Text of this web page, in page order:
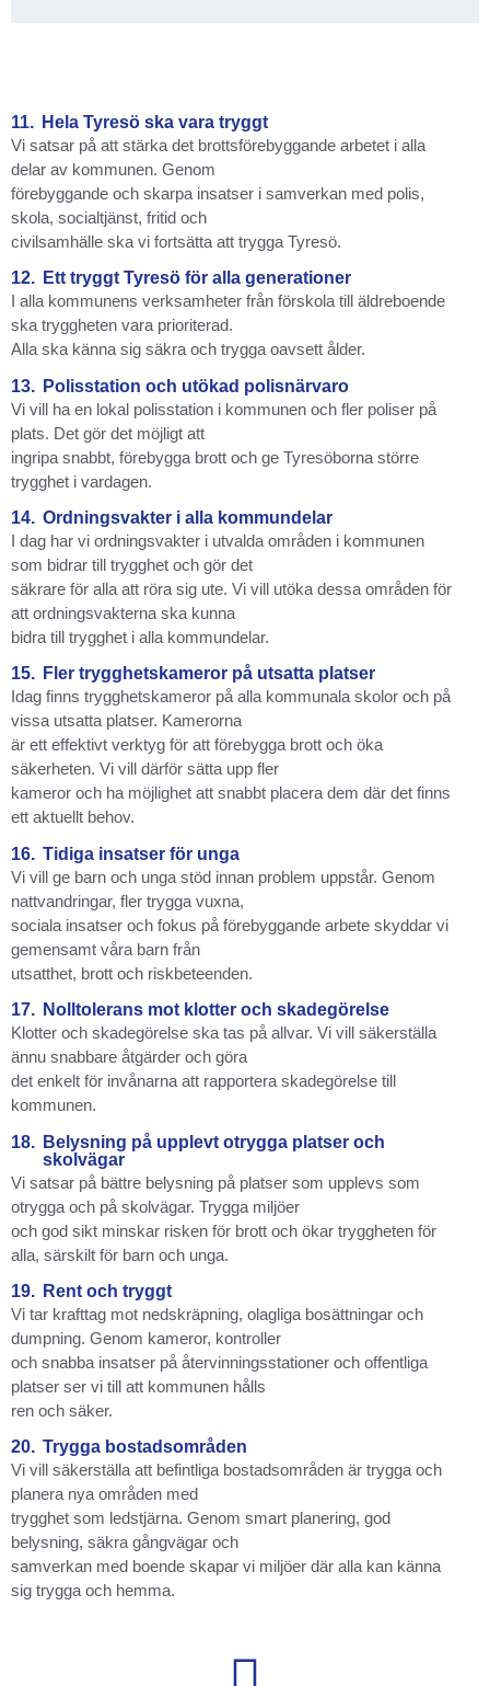
11. Hela Tyresö ska vara tryggt
Vi satsar på att stärka det brottsförebyggande arbetet i alla
delar av kommunen. Genom
förebyggande och skarpa insatser i samverkan med polis,
skola, socialtjänst, fritid och
civilsamhälle ska vi fortsätta att trygga Tyresö.
12. Ett tryggt Tyresö för alla generationer
I alla kommunens verksamheter från förskola till äldreboende
ska tryggheten vara prioriterad.
Alla ska känna sig säkra och trygga oavsett ålder.
13. Polisstation och utökad polisnärvaro
Vi vill ha en lokal polisstation i kommunen och fler poliser på
plats. Det gör det möjligt att
ingripa snabbt, förebygga brott och ge Tyresöborna större
trygghet i vardagen.
14. Ordningsvakter i alla kommundelar
I dag har vi ordningsvakter i utvalda områden i kommunen
som bidrar till trygghet och gör det
säkrare för alla att röra sig ute. Vi vill utöka dessa områden för
att ordningsvakterna ska kunna
bidra till trygghet i alla kommundelar.
15. Fler trygghetskameror på utsatta platser
Idag finns trygghetskameror på alla kommunala skolor och på
vissa utsatta platser. Kamerorna
är ett effektivt verktyg för att förebygga brott och öka
säkerheten. Vi vill därför sätta upp fler
kameror och ha möjlighet att snabbt placera dem där det finns
ett aktuellt behov.
16. Tidiga insatser för unga
Vi vill ge barn och unga stöd innan problem uppstår. Genom
nattvandringar, fler trygga vuxna,
sociala insatser och fokus på förebyggande arbete skyddar vi
gemensamt våra barn från
utsatthet, brott och riskbeteenden.
17. Nolltolerans mot klotter och skadegörelse
Klotter och skadegörelse ska tas på allvar. Vi vill säkerställa
ännu snabbare åtgärder och göra
det enkelt för invånarna att rapportera skadegörelse till
kommunen.
18. Belysning på upplevt otrygga platser och
skolvägar
Vi satsar på bättre belysning på platser som upplevs som
otrygga och på skolvägar. Trygga miljöer
och god sikt minskar risken för brott och ökar tryggheten för
alla, särskilt för barn och unga.
19. Rent och tryggt
Vi tar krafttag mot nedskräpning, olagliga bosättningar och
dumpning. Genom kameror, kontroller
och snabba insatser på återvinningsstationer och offentliga
platser ser vi till att kommunen hålls
ren och säker.
20. Trygga bostadsområden
Vi vill säkerställa att befintliga bostadsområden är trygga och
planera nya områden med
trygghet som ledstjärna. Genom smart planering, god
belysning, säkra gångvägar och
samverkan med boende skapar vi miljöer där alla kan känna
sig trygga och hemma.